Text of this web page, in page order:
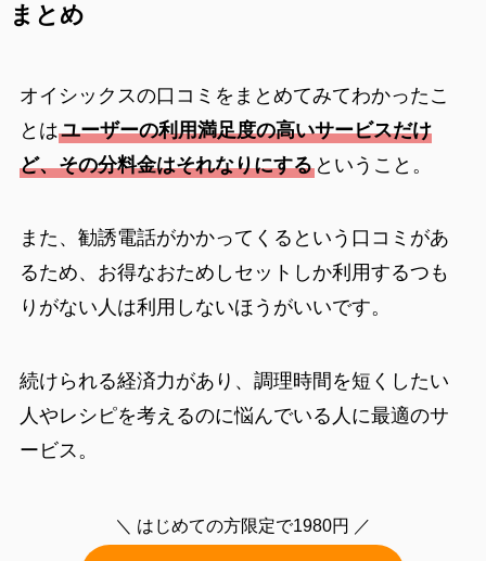
まとめ
オイシックスの口コミをまとめてみてわかったこ
とはユーザーの利用満足度の高いサービスだけ
ど、その分料金はそれなりにするということ。
また、勧誘電話がかかってくるという口コミがあ
るため、お得なおためしセットしか利用するつも
りがない人は利用しないほうがいいです。
続けられる経済力があり、調理時間を短くしたい
人やレシピを考えるのに悩んでいる人に最適のサ
ービス。
＼ はじめての方限定で1980円 ／